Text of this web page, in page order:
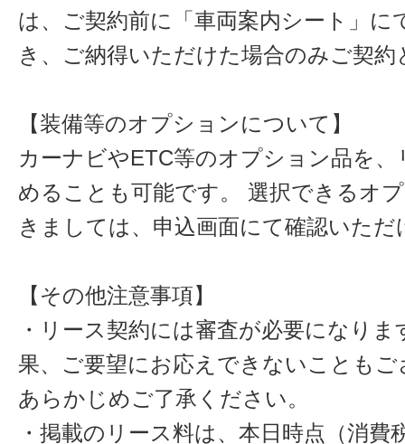
は、ご契約前に「車両案内シート」に
き、ご納得いただけた場合のみご契約
【装備等のオプションについて】
カーナビやETC等のオプション品を、
めることも可能です。 選択できるオ
きましては、申込画面にて確認いただ
【その他注意事項】
・リース契約には審査が必要になりま
果、ご要望にお応えできないことも
あらかじめご了承ください。
・掲載のリース料は、本日時点（消費